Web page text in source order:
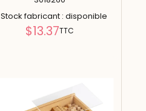
Stock fabricant : disponible
Prix
$13.37TTC